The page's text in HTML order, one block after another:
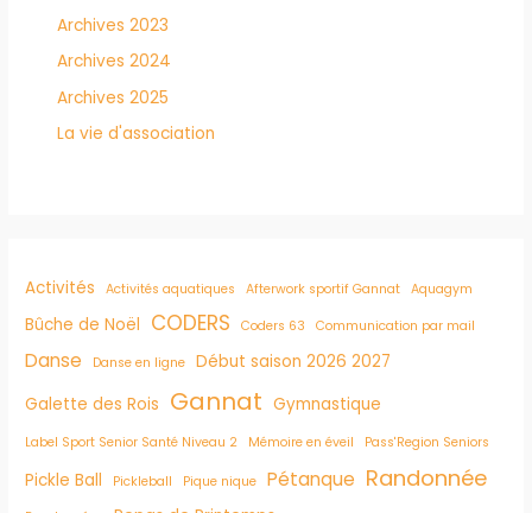
Archives 2023
Archives 2024
Archives 2025
La vie d'association
Activités Activités aquatiques Afterwork sportif Gannat Aquagym
Bûche de Noël CODERS Coders 63 Communication par mail
Danse Danse en ligne
Début saison 2026 2027
Galette des Rois Gannat Gymnastique
Label Sport Senior Santé Niveau 2 Mémoire en éveil Pass'Region Seniors
Pickle Ball Pickleball Pique nique Pétanque Randonnée